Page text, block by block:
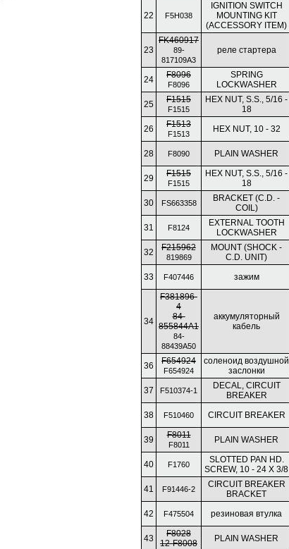
22 F5H038
IGNITION SWITCH
MOUNTING KIT
(ACCESSORY ITEM)
23
FK460917
89-
817109A3
реле стартера
24 F8096
F8096
SPRING
LOCKWASHER
25
F1515
F1515
HEX NUT, S.S., 5/16 -
18
26
F1513
F1513 HEX NUT, 10 - 32
28
F8090 PLAIN WASHER
29
F1515
F1515
HEX NUT, S.S., 5/16 -
18
30
FS663358
BRACKET (C.D. -
COIL)
31
F8124
EXTERNAL TOOTH
LOCKWASHER
32
F215962
819869
MOUNT (SHOCK -
C.D. UNIT)
33
F407446 зажим
34
F381896-
4
84-
855844A1
84-
88439A50
аккумуляторный
кабель
36 F654924
F654924
соленоид воздушной
заслонки
37
F510374-1
DECAL, CIRCUIT
BREAKER
38
F510460 CIRCUIT BREAKER
39
F8011
F8011 PLAIN WASHER
40
F1760
SLOTTED PAN HD.
SCREW, 10 - 24 X 3/8
41
F91446-2
CIRCUIT BREAKER
BRACKET
42
F475504 резиновая втулка
43
F8028
12-F8008
PLAIN WASHER